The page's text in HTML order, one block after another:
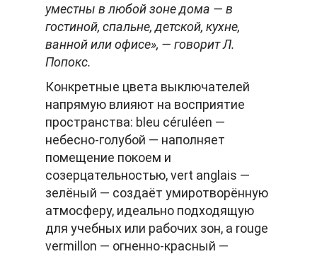
уместны в любой зоне дома — в
гостиной, спальне, детской, кухне,
ванной или офисе», — говорит Л.
Попокс.
Конкретные цвета выключателей
напрямую влияют на восприятие
пространства: bleu céruléen —
небесно-голубой — наполняет
помещение покоем и
созерцательностью, vert anglais —
зелёный — создаёт умиротворённую
атмосферу, идеально подходящую
для учебных или рабочих зон, а rouge
vermillon — огненно-красный —